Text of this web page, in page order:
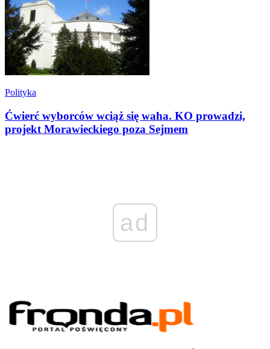
Polityka
Ćwierć wyborców wciąż się waha. KO prowadzi,
projekt Morawieckiego poza Sejmem
ad